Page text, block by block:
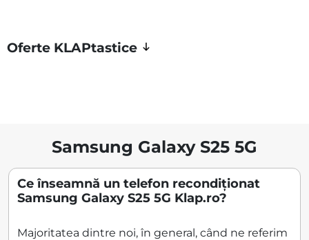
Oferte KLAPtastice
Samsung Galaxy S25 5G
Ce înseamnă un telefon recondiționat
Samsung Galaxy S25 5G Klap.ro?
Majoritatea dintre noi, în general, când ne referim